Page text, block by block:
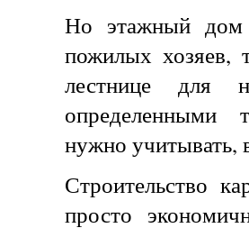
Но этажный дом
пожилых хозяев,
лестнице для
определенными
нужно учитывать,
Строительство
просто